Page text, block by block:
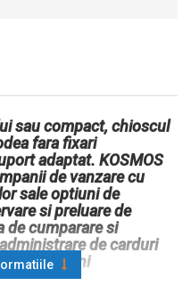
sau compact, chioscul
fara fixari
adaptat. KOSMOS
de vanzare cu
sale optiuni de
si preluare de
de cumparare si
de carduri
operațiuni